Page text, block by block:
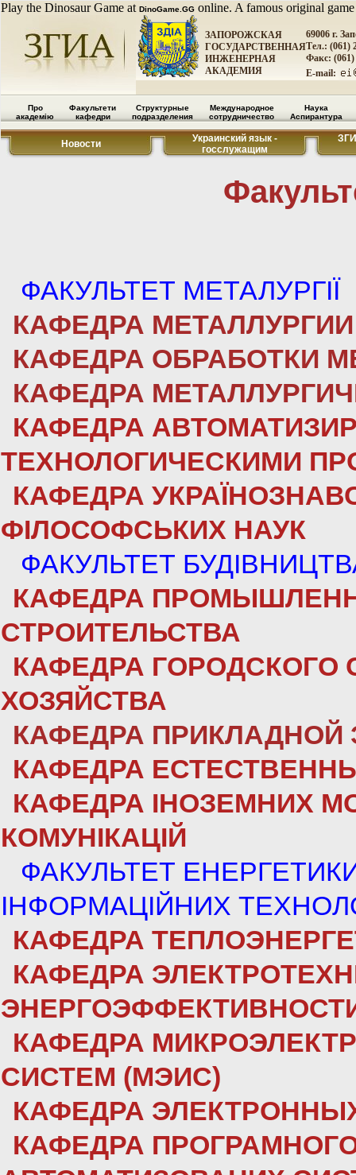
Play the Dinosaur Game at DinoGame.GG online. A famous original
ЗАПОРОЖСКАЯ
ГОСУДАРСТВЕННАЯ
ИНЖЕНЕРНАЯ
АКАДЕМИЯ
69006 г.
Тел.: (061)
Факс: (061)
E-mail:
Про
академію
Факультети
кафедри
Структурные
подразделения
Международное
сотрудничество
Наука
Аспирантура
Новости
Украинский язык -
госслужащим
ФАКУЛЬТЕТ МЕТАЛУРГІЇ
КАФЕДРА МЕТАЛЛУРГИИ
КАФЕДРА ОБРАБОТКИ
КАФЕДРА
КАФЕДРА
ТЕХНОЛОГИЧЕСКИМИ
КАФЕДРА
ФІЛОСОФСЬКИХ НАУК
ФАКУЛЬТЕТ
КАФЕДРА
СТРОИТЕЛЬСТВА
КАФЕДРА ГОРОДСКОГО
ХОЗЯЙСТВА
КАФЕДРА ПРИКЛАДНОЙ
КАФЕДРА
КАФЕДРА ІНОЗЕМНИХ
КОМУНІКАЦІЙ
ФАКУЛЬТЕТ
ІНФОРМАЦІЙНИХ
КАФЕДРА
КАФЕДРА
КАФЕДРА
СИСТЕМ (МЭИС)
КАФЕДРА
КАФЕДРА